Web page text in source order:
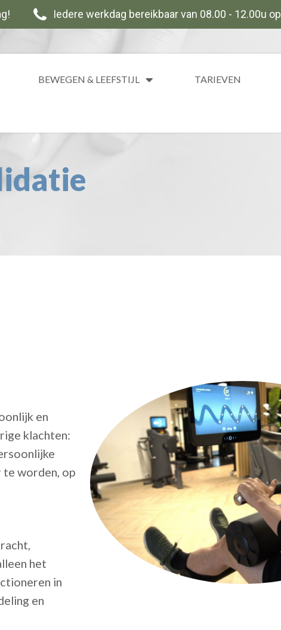
Iedere werkdag bereikbaar van 08.00 - 12.00u op
BEWEGEN & LEEFSTIJL TARIEVEN
en
klachten:
te worden, op
het
in
en